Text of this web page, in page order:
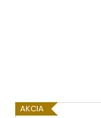
AKCIA